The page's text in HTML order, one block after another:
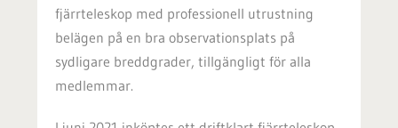
fjärrteleskop med professionell utrustning
belägen på en bra observationsplats på
sydligare breddgrader, tillgängligt för alla
medlemmar.